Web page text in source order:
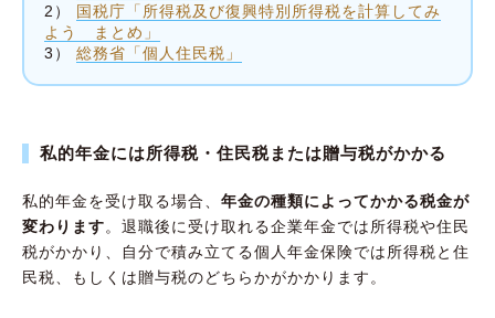
2）
国税庁「所得税及び復興特別所得税を計算してみ
よう まとめ」
3） 総務省「個人住民税」
私的年金には所得税・住民税または贈与税がかかる
私的年金を受け取る場合、 年金の種類によってかかる税金が
変わります。退職後に受け取れる企業年金では所得税や住民
税がかかり、自分で積み立てる個人年金保険では所得税と住
民税、もしくは贈与税のどちらかがかかります。